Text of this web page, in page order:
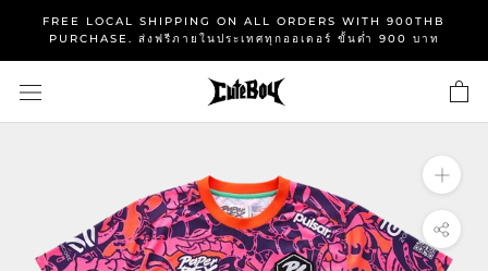
content
FREE LOCAL SHIPPING ON ALL ORDERS WITH 900THB
PURCHASE. ส่งฟรีภายในประเทศทุกออเดอร์ ขั้นต่ำ 900 บาท